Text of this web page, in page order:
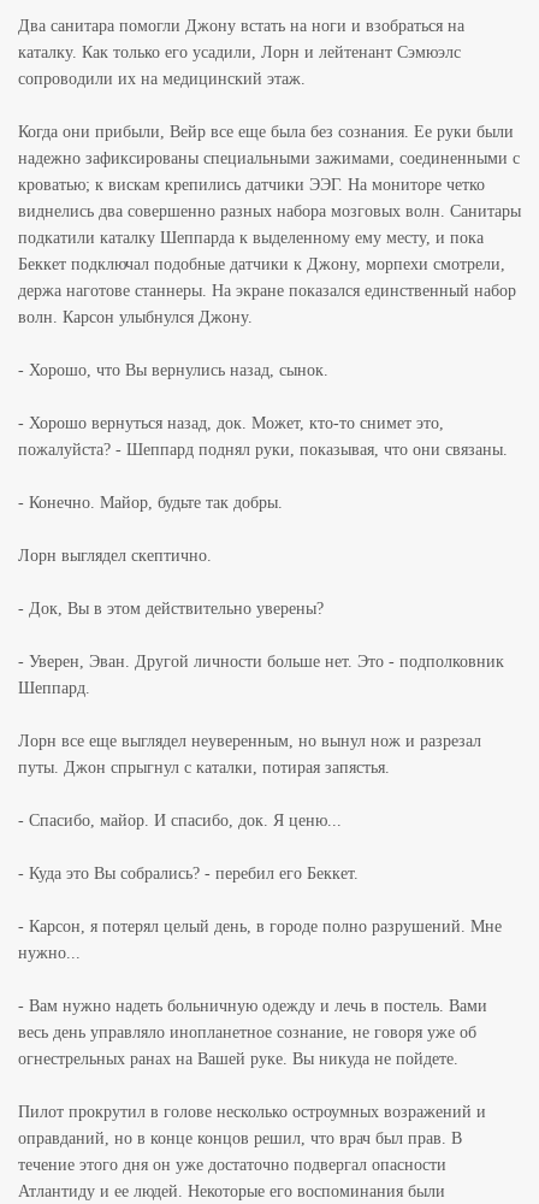
Два санитара помогли Джону встать на ноги и взобраться на
каталку. Как только его усадили, Лорн и лейтенант Сэмюэлс
сопроводили их на медицинский этаж.
Когда они прибыли, Вейр все еще была без сознания. Ее руки были
надежно зафиксированы специальными зажимами, соединенными с
кроватью; к вискам крепились датчики ЭЭГ. На мониторе четко
виднелись два совершенно разных набора мозговых волн. Санитары
подкатили каталку Шеппарда к выделенному ему месту, и пока
Беккет подключал подобные датчики к Джону, морпехи смотрели,
держа наготове станнеры. На экране показался единственный набор
волн. Карсон улыбнулся Джону.
- Хорошо, что Вы вернулись назад, сынок.
- Хорошо вернуться назад, док. Может, кто-то снимет это,
пожалуйста? - Шеппард поднял руки, показывая, что они связаны.
- Конечно. Майор, будьте так добры.
Лорн выглядел скептично.
- Док, Вы в этом действительно уверены?
- Уверен, Эван. Другой личности больше нет. Это - подполковник
Шеппард.
Лорн все еще выглядел неуверенным, но вынул нож и разрезал
путы. Джон спрыгнул с каталки, потирая запястья.
- Спасибо, майор. И спасибо, док. Я ценю...
- Куда это Вы собрались? - перебил его Беккет.
- Карсон, я потерял целый день, в городе полно разрушений. Мне
нужно...
- Вам нужно надеть больничную одежду и лечь в постель. Вами
весь день управляло инопланетное сознание, не говоря уже об
огнестрельных ранах на Вашей руке. Вы никуда не пойдете.
Пилот прокрутил в голове несколько остроумных возражений и
оправданий, но в конце концов решил, что врач был прав. В
течение этого дня он уже достаточно подвергал опасности
Атлантиду и ее людей. Некоторые его воспоминания были